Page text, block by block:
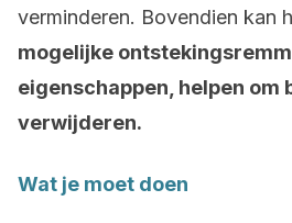
verminderen. Bovendien kan
mogelijke
eigenschappen, helpen om
verwijderen.
Wat je moet doen